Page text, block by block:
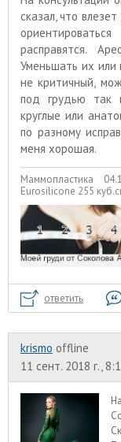
сказал, что
расправятся.
Уменьшать их или
не критичный,
под грудью так
круглые или
по разному
меня хорошая.
Маммопластика
Eurosilicone 255
ответить
krismo offline
11 сент. 2018 г.,